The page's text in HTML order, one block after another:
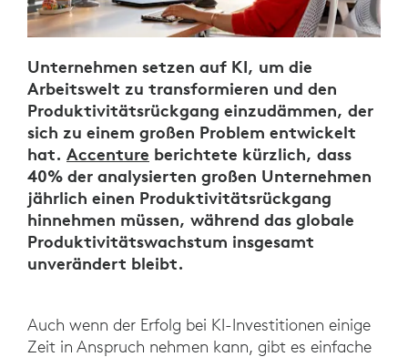
Unternehmen setzen auf KI, um die
Arbeitswelt zu transformieren und den
Produktivitätsrückgang einzudämmen, der
sich zu einem großen Problem entwickelt
hat. Accenture berichtete kürzlich, dass
40% der analysierten großen Unternehmen
jährlich einen Produktivitätsrückgang
hinnehmen müssen, während das globale
Produktivitätswachstum insgesamt
unverändert bleibt.
Auch wenn der Erfolg bei KI-Investitionen einige
Zeit in Anspruch nehmen kann, gibt es einfache